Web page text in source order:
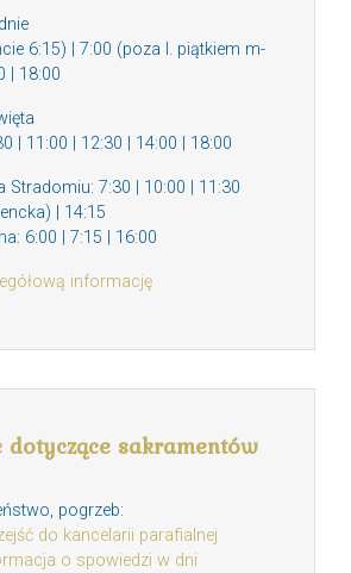
6:15) | 7:00 (poza I. piątkiem m-
| 18:00
| 11:00 | 12:30 | 14:00 | 18:00
Stradomiu: 7:30 | 10:00 | 11:30
| 14:15
6:00 | 7:15 | 16:00
informację
sakramentów
pogrzeb:
do kancelarii parafialnej
o spowiedzi w dni